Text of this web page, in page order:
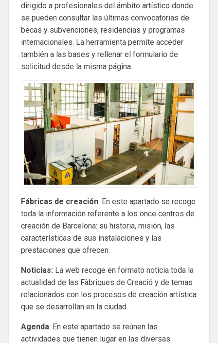
dirigido a profesionales del ámbito artístico donde
se pueden consultar las últimas convocatorias de
becas y subvenciones, residencias y programas
internacionales. La herramienta permite acceder
también a las bases y rellenar el formulario de
solicitud desde la misma página.
Fábricas de creación: En este apartado se recoge
toda la información referente a los once centros de
creación de Barcelona: su historia, misión, las
características de sus instalaciones y las
prestaciones que ofrecen.
Noticias: La web recoge en formato noticia toda la
actualidad de las Fàbriques de Creació y de temas
relacionados con los procesos de creación artística
que se desarrollan en la ciudad.
Agenda: En este apartado se reúnen las
actividades que tienen lugar en las diversas